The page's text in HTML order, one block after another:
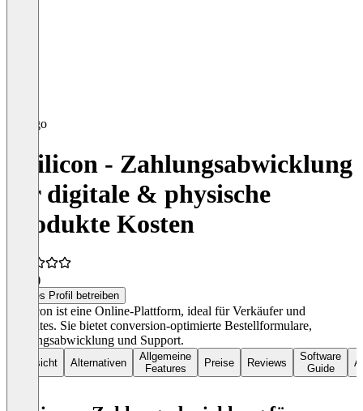
affilicon - Zahlungsabwicklung
für digitale & physische
Produkte Kosten
(2)
Dieses Profil betreiben
Affilicon ist eine Online-Plattform, ideal für Verkäufer und
Affiliates. Sie bietet conversion-optimierte Bestellformulare,
Zahlungsabwicklung und Support.
Übersicht Alternativen
Allgemeine
Features
Preise Reviews
Software
Guide